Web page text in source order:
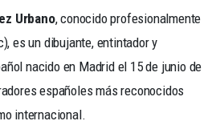
Urbano, conocido profesionalmente
es un dibujante, entintador y
nacido en Madrid el 15 de junio de
españoles más reconocidos
internacional.